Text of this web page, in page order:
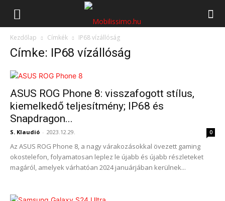
Mobilissimo.hu
Kezdőlap Címkék IP68 vízállóság
Címke: IP68 vízállóság
ASUS ROG Phone 8: visszafogott stílus,
kiemelkedő teljesítmény; IP68 és
Snapdragon...
S. Klaudió - 2023.12.29. 0
Az ASUS ROG Phone 8, a nagy várakozásokkal övezett gaming
okostelefon, folyamatosan leplez le újabb és újabb részleteket
magáról, amelyek várhatóan 2024 januárjában kerülnek...